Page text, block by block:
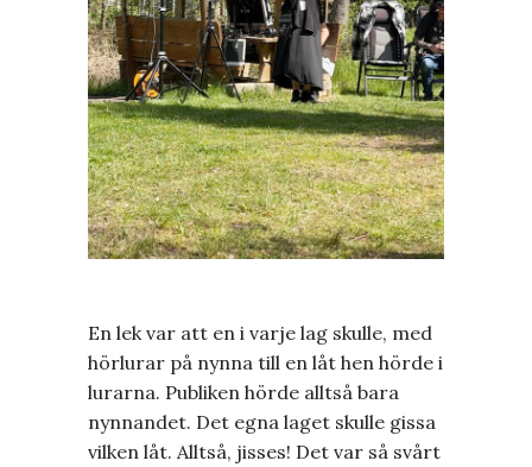
En lek var att en i varje lag skulle, med
hörlurar på nynna till en låt hen hörde i
lurarna. Publiken hörde alltså bara
nynnandet. Det egna laget skulle gissa
vilken låt. Alltså, jisses! Det var så svårt